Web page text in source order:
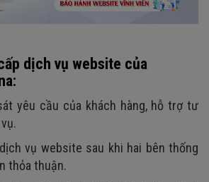
dịch vụ website của
yêu cầu của khách hàng, hỗ trợ tư
vụ website sau khi hai bên thống
thỏa thuận.